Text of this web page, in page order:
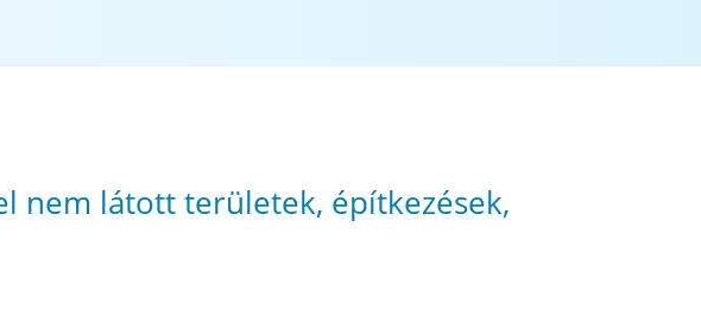
nem látott területek, építkezések,